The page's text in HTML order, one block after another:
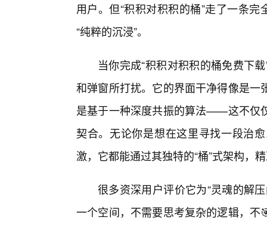
用户。但“积积对积积的桶”走了一条
“纯粹的沉浸”。
当你完成“积积对积积的桶免费下
和弹窗所打扰。它的界面干净得像是
是基于一种深度共振的算法——这不仅
契合。无论你是想在这里寻找一段治
激，它都能通过其独特的“桶”式架构，
很多资深用户评价它为“灵魂的解
一个空间，不需要思考复杂的逻辑，